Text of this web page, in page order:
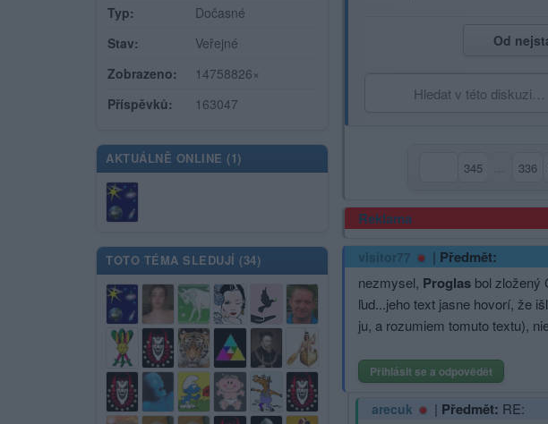
Typ:
Dočasné
Stav:
Veřejné
Zobrazeno:
14758826×
Příspěvků:
163047
AKTUÁLNĚ ONLINE (1)
TOTO TÉMA SLEDUJÍ (34)
Od
345 336
Reklama
visitor77 | Předmět:
nezmysel, Proglas bol zložený
ľud...jeho text jasne hovorí, že
ju, a rozumiem tomuto textu),
Přihlásit se a odpovědět
arecuk | Předmět: RE: